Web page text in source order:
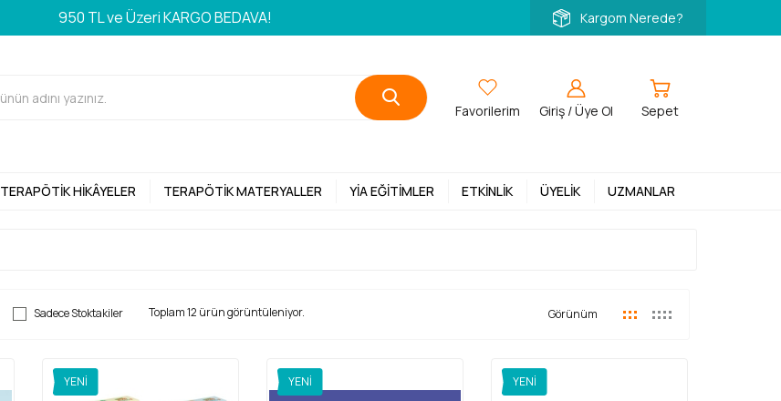
950 TL ve Üzeri KARGO BEDAVA! Kargom Nerede?
Favorilerim Giriş / Üye Ol Sepet
TERAPÖTIK HIKÂYELER TERAPÖTIK MATERYALLER YİA EĞITIMLER ETKINLIK ÜYELIK UZMANLAR
Sadece Stoktakiler Toplam 12 ürün görüntüleniyor. Görünüm
YENI YENI YENI